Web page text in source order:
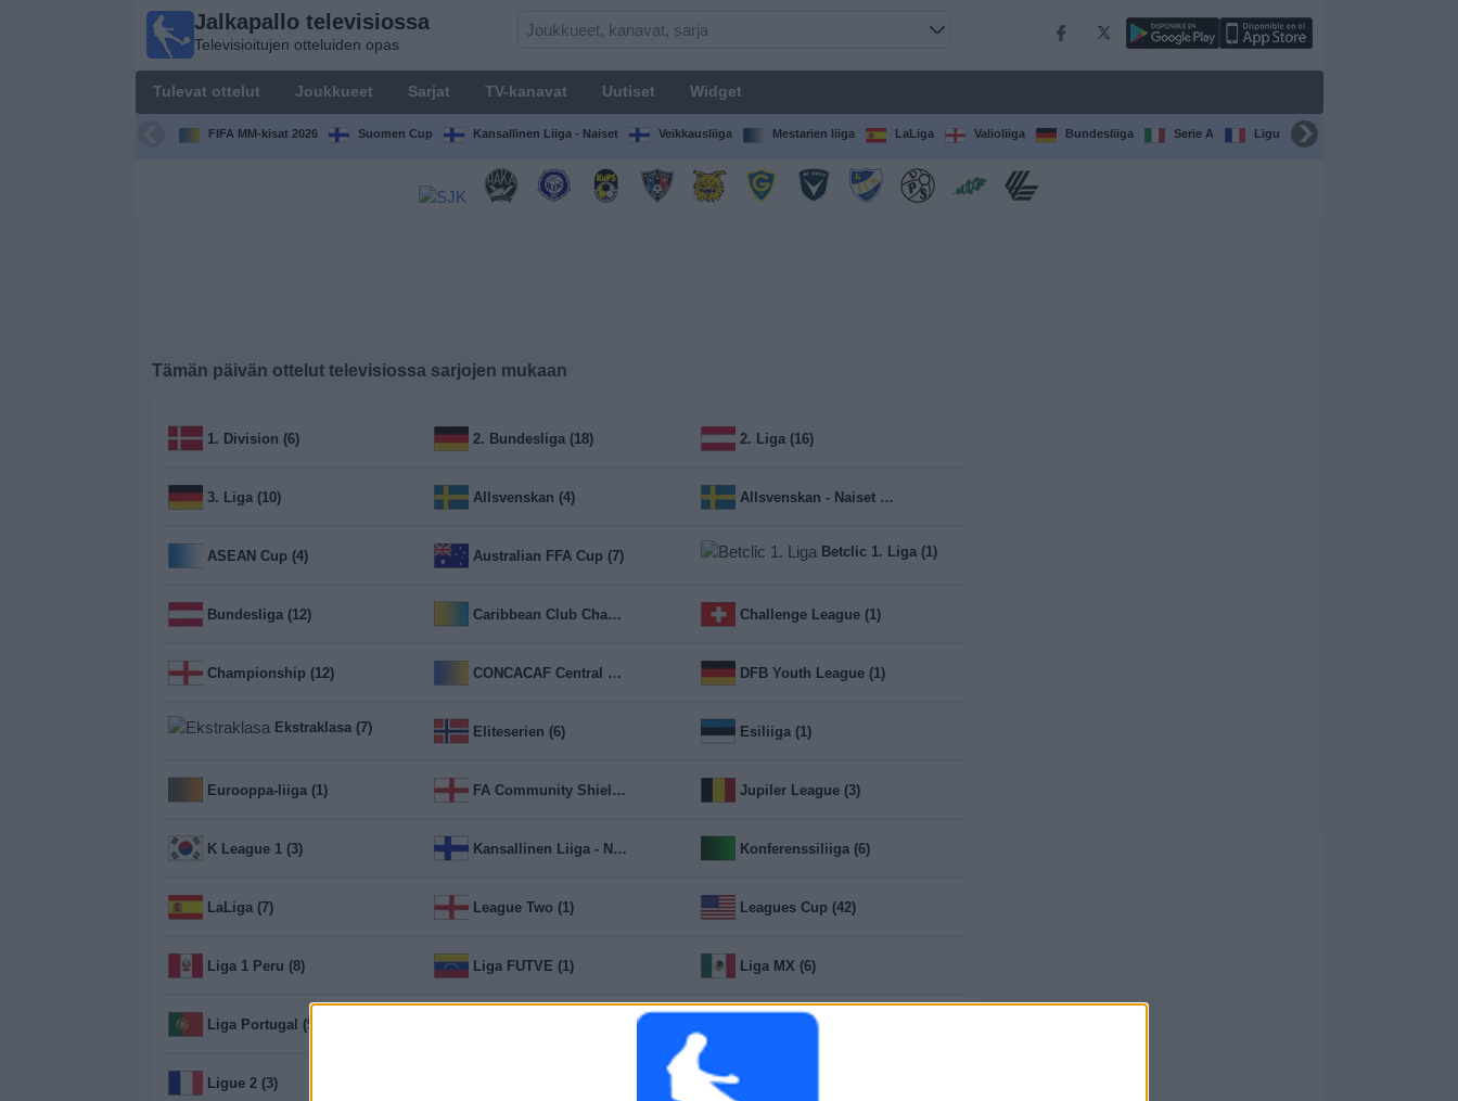
Jalkapallo televisiossa
Televisioitujen otteluiden opas
Tulevat ottelut Joukkueet Sarjat TV-kanavat Uutiset Widget
FIFA MM-kisat 2026 Suomen Cup Kansallinen Liiga - Naiset Veikkausliiga Mestarien liiga LaLiga Valioliiga Bundesliiga Serie A Ligue 1
Tämän päivän ottelut televisiossa sarjojen mukaan
1. Division (6) 2. Bundesliga (18) 2. Liga (16)
3. Liga (10) Allsvenskan (4) Allsvenskan - Naiset (6)
ASEAN Cup (4) Australian FFA Cup (7) Betclic 1. Liga (1)
Bundesliga (12) Caribbean Club Championship (17) Challenge League (1)
Championship (12) CONCACAF Central American Cup (26) DFB Youth League (1)
Ekstraklasa (7) Eliteserien (6) Esiliiga (1)
Eurooppa-liiga (1) FA Community Shield (1) Jupiler League (3)
K League 1 (3) Kansallinen Liiga - Naiset (10) Konferenssiliiga (6)
LaLiga (7) League Two (1) Leagues Cup (42)
Liga 1 Peru (8) Liga FUTVE (1) Liga MX (6)
Liga Portugal (5) Liga Profesional (16)
Ligue 2 (3)
Jalkapallo
televisiossa
Televisioitujen
otteluiden opas